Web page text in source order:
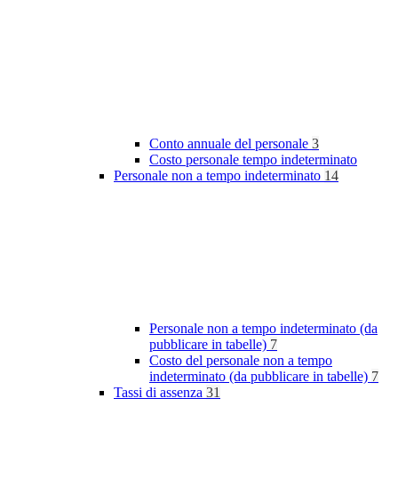
Conto annuale del personale 3
Costo personale tempo indeterminato
Personale non a tempo indeterminato 14
Personale non a tempo indeterminato (da
pubblicare in tabelle) 7
Costo del personale non a tempo
indeterminato (da pubblicare in tabelle) 7
Tassi di assenza 31